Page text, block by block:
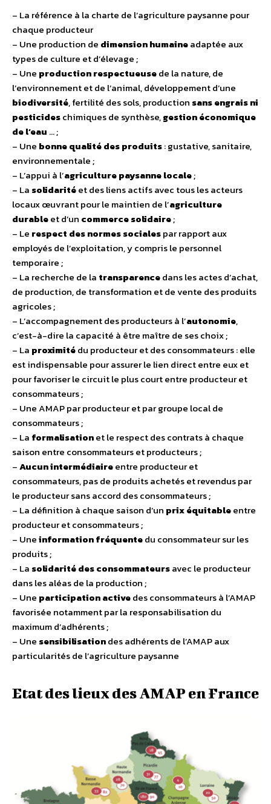
– La référence à la charte de l’agriculture paysanne pour
chaque producteur
– Une production de dimension humaineadaptée aux
types de culture et d’élevage ;
– Une production respectueusede la nature, de
l’environnement et de l’animal, développement d’une
biodiversité, fertilité des sols, production sans engrais ni
pesticideschimiques de synthèse,gestion économique
de l’eau … ;
– Une bonne qualité des produits: gustative, sanitaire,
environnementale ;
– L’appui à l’agriculture paysanne locale;
– La solidaritéet des liens actifs avec tous les acteurs
locaux œuvrant pour le maintien de l’agriculture
durableet d’un commerce solidaire;
– Le respect des normes socialespar rapport aux
employés de l’exploitation, y compris le personnel
temporaire ;
– La recherche de la transparencedans les actes d’achat,
de production, de transformation et de vente des produits
agricoles ;
– L’accompagnement des producteurs à l’autonomie,
c’est-à-dire la capacité à être maître de ses choix ;
– La proximitédu producteur et des consommateurs : elle
est indispensable pour assurer le lien direct entre eux et
pour favoriser le circuit le plus court entre producteur et
consommateurs ;
– Une AMAP par producteur et par groupe local de
consommateurs ;
– La formalisationet le respect des contrats à chaque
saison entre consommateurs et producteurs ;
–Aucun intermédiaireentre producteur et
consommateurs, pas de produits achetés et revendus par
le producteur sans accord des consommateurs ;
– La définition à chaque saison d’un prix équitableentre
producteur et consommateurs ;
– Uneinformation fréquentedu consommateur sur les
produits ;
– La solidarité des consommateursavec le producteur
dans les aléas de la production ;
– Une participation activedes consommateurs à l’AMAP
favorisée notamment par la responsabilisation du
maximum d’adhérents ;
– Une sensibilisationdes adhérents de l’AMAP aux
particularités de l’agriculture paysanne
Etat des lieux des AMAP en France